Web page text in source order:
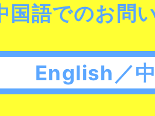
語でのお問
English／